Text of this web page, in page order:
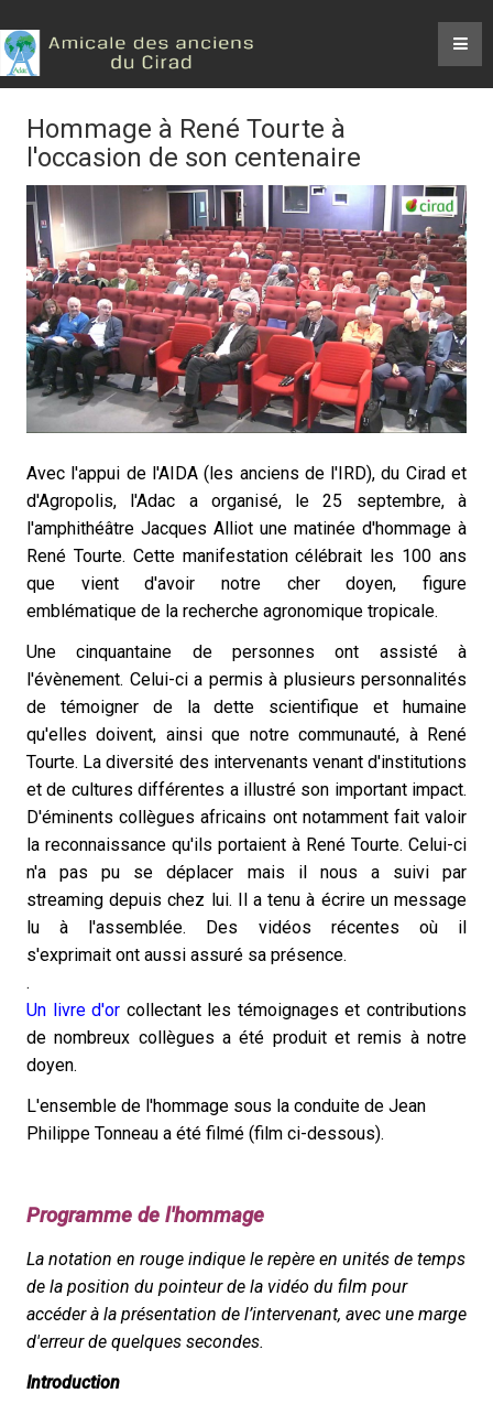
Hommage à René Tourte à
l'occasion de son centenaire
Avec l'appui de l'AIDA (les anciens de l'IRD), du Cirad et
d'Agropolis, l'Adac a organisé, le 25 septembre, à
l'amphithéâtre Jacques Alliot une matinée d'hommage à
René Tourte. Cette manifestation célébrait les 100 ans
que vient d'avoir notre cher doyen, figure
emblématique de la recherche agronomique tropicale.
Une cinquantaine de personnes ont assisté à
l'évènement. Celui-ci a permis à plusieurs personnalités
de témoigner de la dette scientifique et humaine
qu'elles doivent, ainsi que notre communauté, à René
Tourte. La diversité des intervenants venant d'institutions
et de cultures différentes a illustré son important impact.
D'éminents collègues africains ont notamment fait valoir
la reconnaissance qu'ils portaient à René Tourte. Celui-ci
n'a pas pu se déplacer mais il nous a suivi par
streaming depuis chez lui. Il a tenu à écrire un message
lu à l'assemblée. Des vidéos récentes où il
s'exprimait ont aussi assuré sa présence.
.
Un livre d'or collectant les témoignages et contributions
de nombreux collègues a été produit et remis à notre
doyen.
L'ensemble de l'hommage sous la conduite de Jean
Philippe Tonneau a été filmé (film ci-dessous).
Programme de l'hommage
La notation en rouge indique le repère en unités de temps
de la position du pointeur de la vidéo du film pour
accéder à la présentation de l’intervenant, avec une marge
d'erreur de quelques secondes.
Introduction